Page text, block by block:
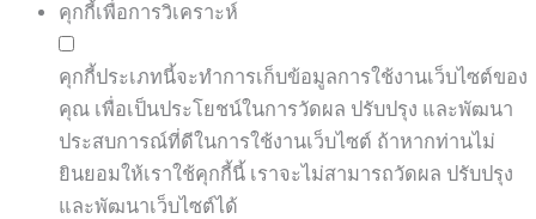
คุกกี้เพื่อการวิเคราะห์
คุกกี้ประเภทนี้จะทำการเก็บข้อมูลการใช้งานเว็บไซต์ของ
คุณ เพื่อเป็นประโยชน์ในการวัดผล ปรับปรุง และพัฒนา
ประสบการณ์ที่ดีในการใช้งานเว็บไซต์ ถ้าหากท่านไม่
ยินยอมให้เราใช้คุกกี้นี้ เราจะไม่สามารถวัดผล ปรับปรุง
และพัฒนาเว็บไซต์ได้